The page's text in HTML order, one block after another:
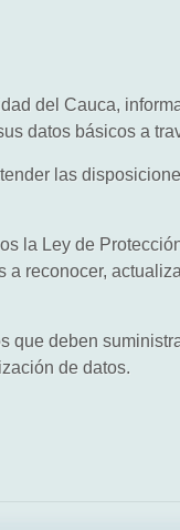
del Cauca,
datos básicos a
las
la Ley de
a reconocer,
que deben
de datos.